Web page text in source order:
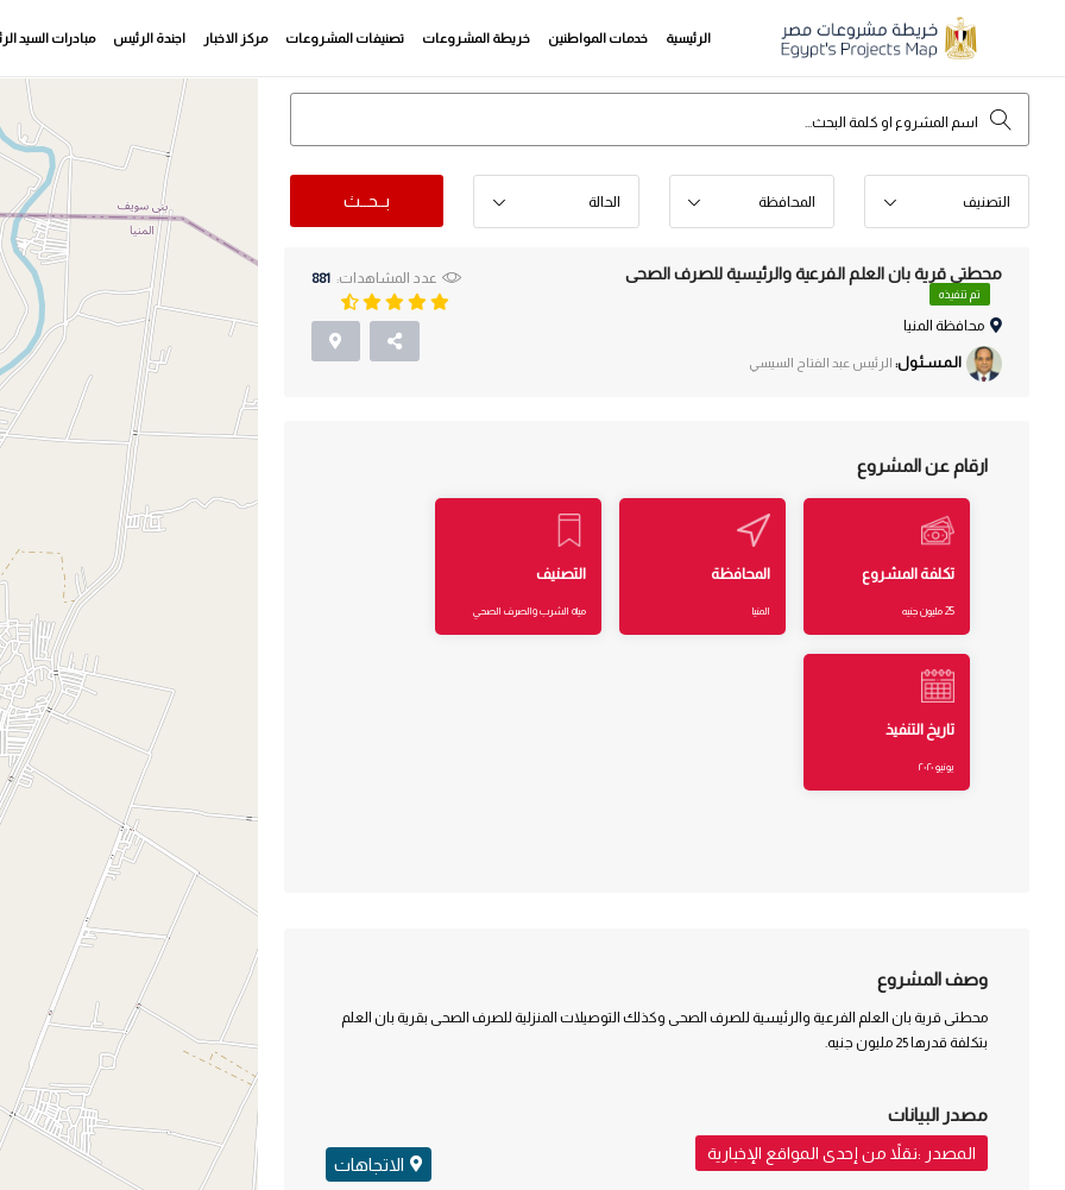
الرئيسية خدمات المواطنين خريطة المشروعات تصنيفات المشروعات مركز الاخبار اجندة الرئيس مبادرات السيد
التصنيف المحافظة الحالة بــحــث
محطتى قرية بان العلم الفرعية والرئيسية للصرف الصحى
تم تنفيذه
محافظة المنيا
الـمـسـئـول: الرئيس عبد الفتاح السيسي
عدد المشاهدات: 881
ارقام عن المشروع
تكلفة المشروع
25 مليون جنيه
المحافظة
المنيا
التصنيف
مياه الشرب والصرف الصحي
تاريخ التنفيذ
يونيو ٢٠٢٠
وصف المشروع
محطتى قرية بان العلم الفرعية والرئيسية للصرف الصحى وكذلك التوصيلات المنزلية للصرف الصحى بقرية بان العلم
بتكلفة قدرها 25 مليون جنيه.
مصدر البيانات
المصدر :نقلاً من إحدى المواقع الإخبارية
الاتجاهات